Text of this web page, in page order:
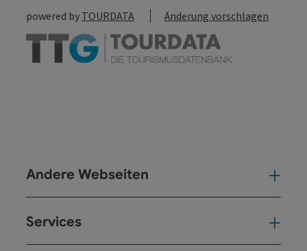
powered by TOURDATA Änderung vorschlagen
Andere Webseiten
Services